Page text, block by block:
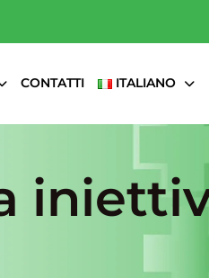
CONTATTI ITALIANO